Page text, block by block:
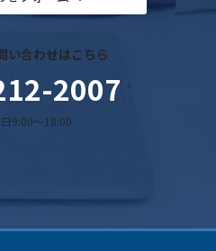
い合わせはこちら
2007
9:00～18:00